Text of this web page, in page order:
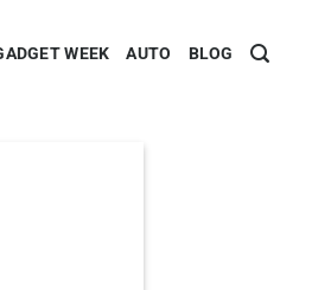
WEEK AUTO BLOG